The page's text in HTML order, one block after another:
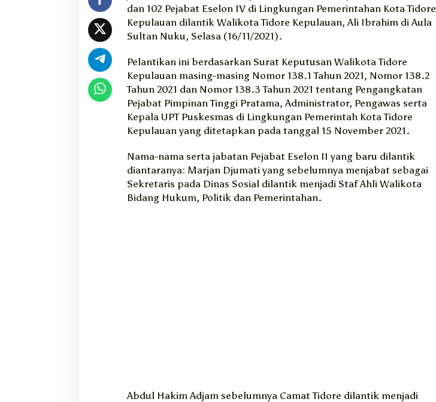
K
o
t
T
i
d
o
r
e
K
l
a
u
dan 102 Pejabat Eselon IV di Lingkungan Pemerintahan Kota Tidore
Kepulauan dilantik Walikota Tidore Kepulauan, Ali Ibrahim di Aula
Sultan Nuku, Selasa (16/11/2021).
Pelantikan ini berdasarkan Surat Keputusan Walikota Tidore
Kepulauan masing-masing Nomor 138.1 Tahun 2021, Nomor 138.2
Tahun 2021 dan Nomor 138.3 Tahun 2021 tentang Pengangkatan
Pejabat Pimpinan Tinggi Pratama, Administrator, Pengawas serta
Kepala UPT Puskesmas di Lingkungan Pemerintah Kota Tidore
Kepulauan yang ditetapkan pada tanggal 15 November 2021.
Nama-nama serta jabatan Pejabat Eselon II yang baru dilantik
diantaranya: Marjan Djumati yang sebelumnya menjabat sebagai
Sekretaris pada Dinas Sosial dilantik menjadi Staf Ahli Walikota
Bidang Hukum, Politik dan Pemerintahan.
Abdul Hakim Adjam sebelumnya Camat Tidore dilantik menjadi